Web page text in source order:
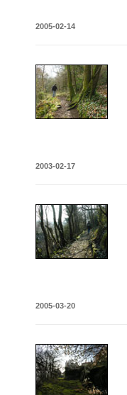
2005-02-14
2003-02-17
2005-03-20